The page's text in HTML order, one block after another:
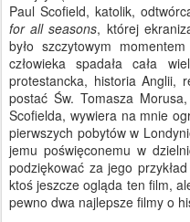
Paul Scofield, katolik,
for all seasons, której
było szczytowym
człowieka spadała cała
protestancka, historia Anglii,
postać Św. Tomasza
Scofielda, wywiera na mnie
pierwszych pobytów w
jemu poświęconemu w
podziękować za jego
ktoś jeszcze ogląda ten film,
pewno dwa najlepsze filmy o